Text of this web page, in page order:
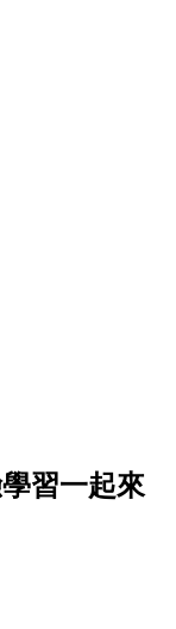
習一起來